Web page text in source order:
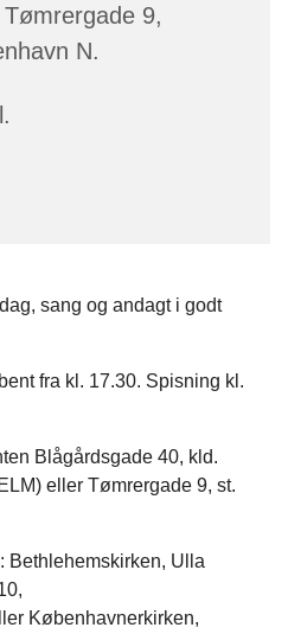
9,
N.
sang og andagt i godt
fra kl. 17.30. Spisning kl.
Blågårdsgade 40, kld.
eller Tømrergade 9, st.
Bethlehemskirken, Ulla
Københavnerkirken,